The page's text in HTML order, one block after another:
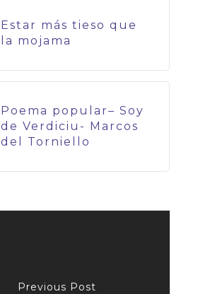
Estar más tieso que
la mojama
Poema popular– Soy
de Verdiciu- Marcos
del Torniello
Previous Post